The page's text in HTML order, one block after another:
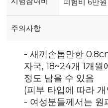
주의사항
- 새끼손톱만한
자국, 18~24개 1개월
정도 남을 수 있음
(피부 타입에 따라
- 여성분들께서는 원